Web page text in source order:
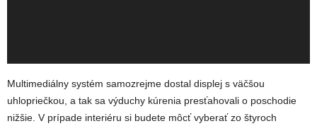
Multimediálny systém samozrejme dostal displej s väčšou
uhlopriečkou, a tak sa výduchy kúrenia presťahovali o poschodie
nižšie. V prípade interiéru si budete môcť vyberať zo štyroch